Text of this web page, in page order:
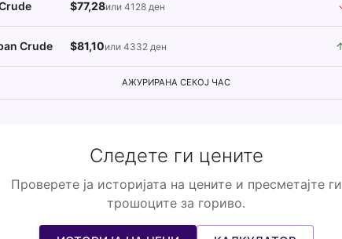
$77,28или 4128 ден
Crude $81,10или 4332 ден
АЖУРИРАНА СЕКОЈ ЧАС
Следете ги цените
Проверете ја историјата на цените и пресметајте ги
трошоците за гориво.